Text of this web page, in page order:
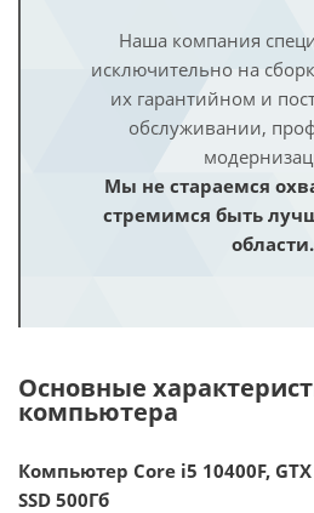
Наша компания
исключительно на
их гарантийном и
обслуживании,
Мы не стараемся
стремимся быть
области.
Основные
компьютера
Компьютер Core i5 10400F, GTX
SSD 500Гб